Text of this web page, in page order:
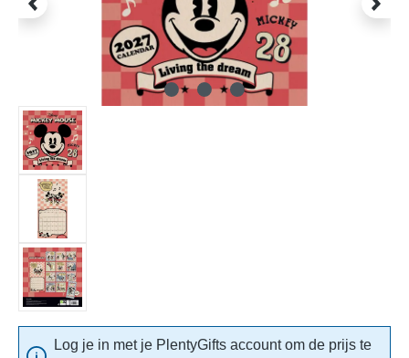
Log je in met je PlentyGifts account om de prijs te